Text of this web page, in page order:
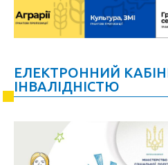
ЕЛЕКТРОННИЙ
ІНВАЛІДНІСТЮ